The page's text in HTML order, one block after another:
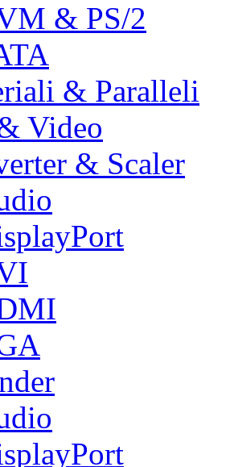
& PS/2
& Paralleli
Video
& Scaler